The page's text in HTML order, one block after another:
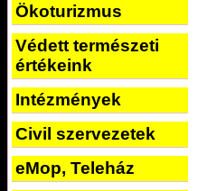
Ökoturizmus
Védett természeti
értékeink
Intézmények
Civil szervezetek
eMop, Teleház